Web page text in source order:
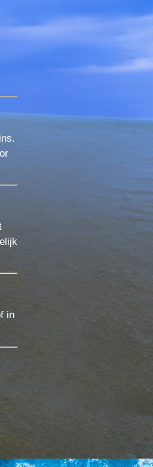
in